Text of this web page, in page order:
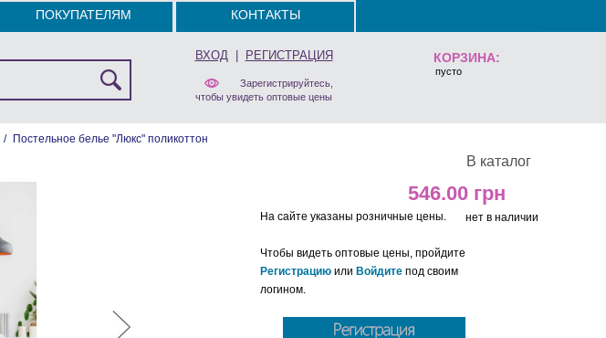
КОРЗИНА:
пусто
ПОКУПАТЕЛЯМ КОНТАКТЫ
ВХОД| РЕГИСТРАЦИЯ
Зарегистрируйтесь,
чтобы увидеть оптовые цены
/ Постельное белье "Люкс" поликоттон
В каталог
546.00
нет в наличии
На сайте указаны розничные цены.
Чтобы видеть оптовые цены, пройдите
Регистрацию или Войдите под своим
логином.